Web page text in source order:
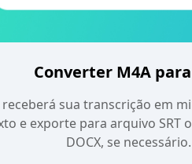
Converter M4A para
receberá sua transcrição em
e exporte para arquivo SRT
DOCX, se necessário.